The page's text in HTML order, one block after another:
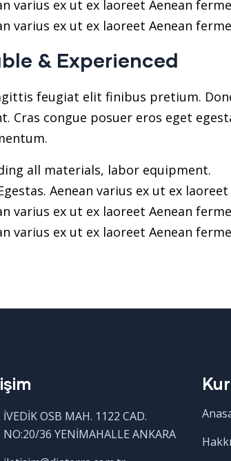
varius ex ut ex laoreet Aenean
varius ex ut ex laoreet Aenean
& Experienced
feugiat elit finibus pretium.
Cras congue posuer eros eget
all materials, labor equipment.
Aenean varius ex ut ex laoreet
varius ex ut ex laoreet Aenean
varius ex ut ex laoreet Aenean
İVEDİK OSB MAH. 1122 CAD.
NO:20/36 YENİMAHALLE ANKARA